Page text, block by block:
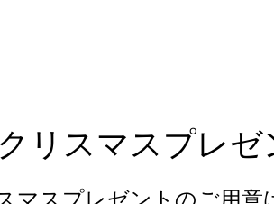
リスマスプレゼ
マスプレゼントのご用意